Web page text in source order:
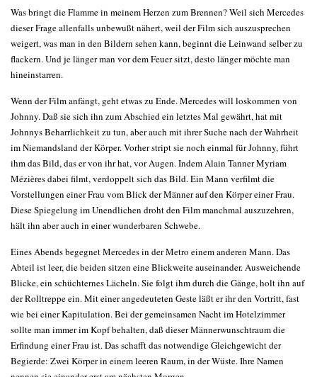
Was bringt die Flamme in meinem Herzen zum Brennen? Weil sich Mercedes
dieser Frage allenfalls unbewußt nähert, weil der Film sich auszusprechen
weigert, was man in den Bildern sehen kann, beginnt die Leinwand selber zu
flackern. Und je länger man vor dem Feuer sitzt, desto länger möchte man
hineinstarren.
Wenn der Film anfängt, geht etwas zu Ende. Mercedes will loskommen von
Johnny. Daß sie sich ihn zum Abschied ein letztes Mal gewährt, hat mit
Johnnys Beharrlichkeit zu tun, aber auch mit ihrer Suche nach der Wahrheit
im Niemandsland der Körper. Vorher stript sie noch einmal für Johnny, führt
ihm das Bild, das er von ihr hat, vor Augen. Indem Alain Tanner Myriam
Mézières dabei filmt, verdoppelt sich das Bild. Ein Mann verfilmt die
Vorstellungen einer Frau vom Blick der Männer auf den Körper einer Frau.
Diese Spiegelung im Unendlichen droht den Film manchmal auszuzehren,
hält ihn aber auch in einer wunderbaren Schwebe.
Eines Abends begegnet Mercedes in der Metro einem anderen Mann. Das
Abteil ist leer, die beiden sitzen eine Blickweite auseinander. Ausweichende
Blicke, ein schüchternes Lächeln. Sie folgt ihm durch die Gänge, holt ihn auf
der Rolltreppe ein. Mit einer angedeuteten Geste läßt er ihr den Vortritt, fast
wie bei einer Kapitulation. Bei der gemeinsamen Nacht im Hotelzimmer
sollte man immer im Kopf behalten, daß dieser Männerwunschtraum die
Erfindung einer Frau ist. Das schafft das notwendige Gleichgewicht der
Begierde: Zwei Körper in einem leeren Raum, in der Wüste. Ihre Namen